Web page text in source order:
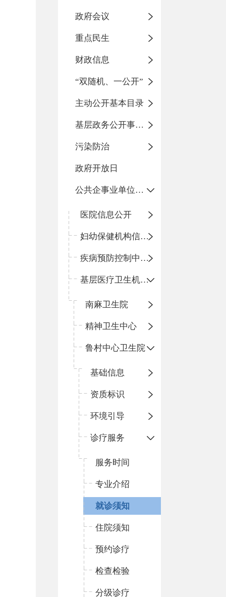
政府会议
重点民生
财政信息
“双随机、一公开”
主动公开基本目录
基层政务公开事项标准目录
污染防治
政府开放日
公共企事业单位信息公开
医院信息公开
妇幼保健机构信息公开
疾病预防控制中心信息公开
基层医疗卫生机构信息公开
南麻卫生院
精神卫生中心
鲁村中心卫生院
基础信息
资质标识
环境引导
诊疗服务
服务时间
专业介绍
就诊须知
住院须知
预约诊疗
检查检验
分级诊疗